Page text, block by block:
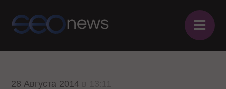
≡
28 Августа 2014